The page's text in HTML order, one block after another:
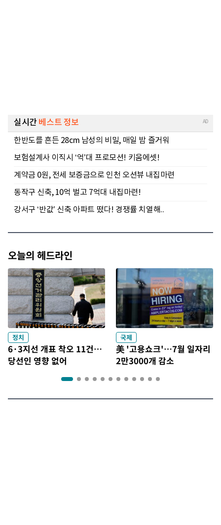
오늘의 헤드라인
정치
6·3지선 개표 착오 11건…
당선인 영향 없어
국제
美 '고용쇼크'…7월 일자리
2만3000개 감소